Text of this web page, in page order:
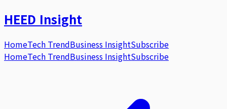
HEED Insight
HomeTech TrendBusiness InsightSubscribe
HomeTech TrendBusiness InsightSubscribe